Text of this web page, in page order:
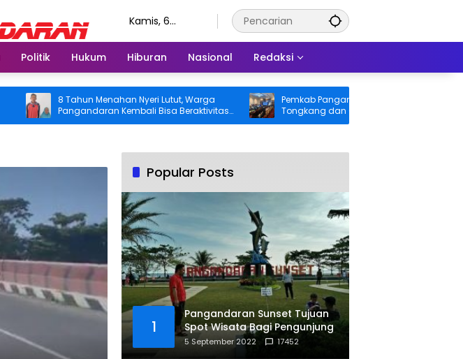
Kamis, 6
Politik Hukum Hiburan Nasional Redaksi
8 Tahun Menahan Nyeri Lutut, Warga
Pangandaran Kembali Bisa Beraktivitas
Usai Operasi Gratis Ditanggung BPJS
Pemkab Pangandaran Desak Bangkai
Tongkang dan Ceceran Batu Bara
Segera Diangkat, Soroti Buruknya
Popular Posts
1
Pangandaran Sunset Tujuan
Spot Wisata Bagi Pengunjung
5 September 2022 17452